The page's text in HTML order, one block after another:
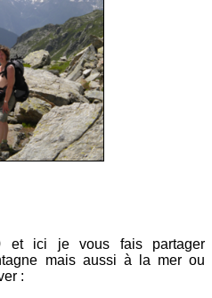
et ici je vous fais partager
mais aussi à la mer ou
: